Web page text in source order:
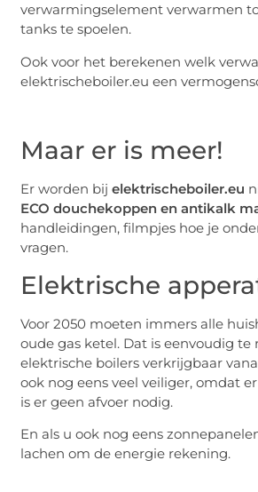
verwarmingselement verwarmen
tanks te spoelen.
Ook voor het berekenen welk
elektrischeboiler.eu een
Maar er is meer!
Er worden bij elektrischeboiler.eu
ECO douchekoppen en antikalk
handleidingen, filmpjes hoe je
vragen.
Elektrische
Voor 2050 moeten immers alle
oude gas ketel. Dat is eenvoudig
elektrische boilers verkrijgbaar
ook nog eens veel veiliger, omdat
is er geen afvoer nodig.
En als u ook nog eens
lachen om de energie rekening.